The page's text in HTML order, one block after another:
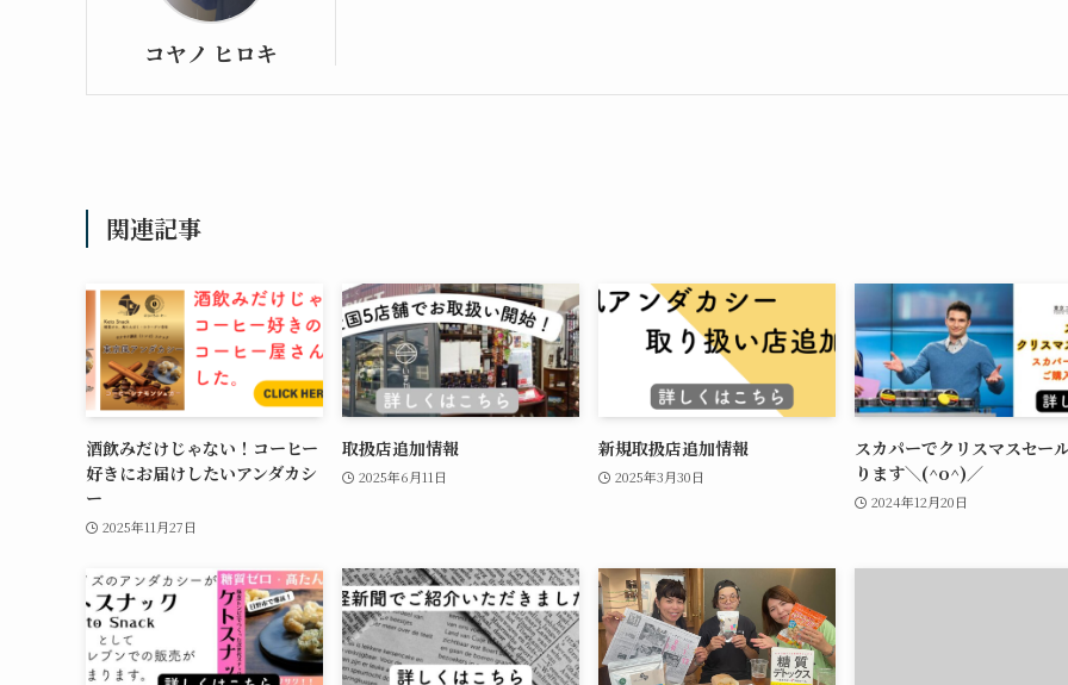
コヤノ ヒロキ
関連記事
酒飲みだけじゃない！コーヒー
好きにお届けしたいアンダカシ
ー
2025年11月27日
取扱店追加情報
2025年6月11日
新規取扱店追加情報
2025年3月30日
スカパーでクリスマスセー
ります＼(^o^)／
2024年12月20日